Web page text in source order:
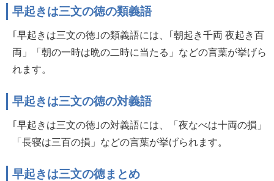
早起きは三文の徳の類義語
｢早起きは三文の徳｣の類義語には、｢朝起き千両 夜起き百
両」「朝の一時は晩の二時に当たる」などの言葉が挙げら
れます。
早起きは三文の徳の対義語
｢早起きは三文の徳｣の対義語には、「夜なべは十両の損」
「長寝は三百の損」などの言葉が挙げられます。
早起きは三文の徳まとめ